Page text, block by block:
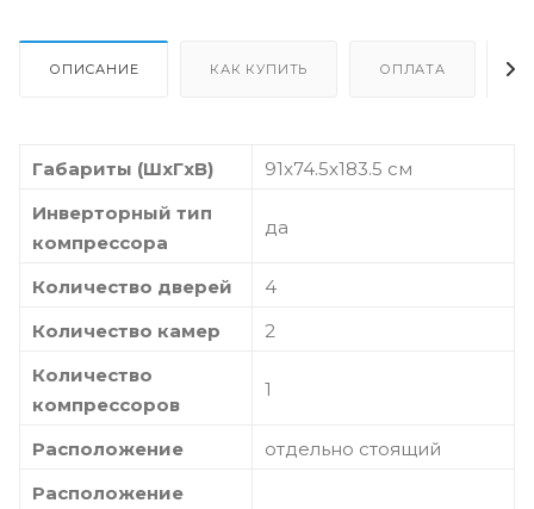
ОПИСАНИЕ КАК КУПИТЬ ОПЛАТА
Габариты (ШxГxВ)
91x74.5x183.5 см
Инверторный тип
компрессора
да
Количество дверей
4
Количество камер
2
Количество
компрессоров
1
Расположение
отдельно стоящий
Расположение